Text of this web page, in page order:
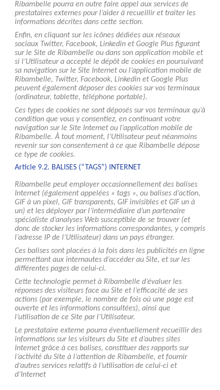
Ribambelle pourra en outre faire appel aux services de
prestataires externes pour l’aider à recueillir et traiter les
informations décrites dans cette section.
Enfin, en cliquant sur les icônes dédiées aux réseaux
sociaux Twitter, Facebook, Linkedin et Google Plus figurant
sur le Site de Ribambelle ou dans son application mobile et
si l’Utilisateur a accepté le dépôt de cookies en poursuivant
sa navigation sur le Site Internet ou l’application mobile de
Ribambelle, Twitter, Facebook, Linkedin et Google Plus
peuvent également déposer des cookies sur vos terminaux
(ordinateur, tablette, téléphone portable).
Ces types de cookies ne sont déposés sur vos terminaux qu’à
condition que vous y consentiez, en continuant votre
navigation sur le Site Internet ou l’application mobile de
Ribambelle. À tout moment, l’Utilisateur peut néanmoins
revenir sur son consentement à ce que Ribambelle dépose
ce type de cookies.
Article 9.2. BALISES (“TAGS”) INTERNET
Ribambelle peut employer occasionnellement des balises
Internet (également appelées « tags », ou balises d’action,
GIF à un pixel, GIF transparents, GIF invisibles et GIF un à
un) et les déployer par l’intermédiaire d’un partenaire
spécialiste d’analyses Web susceptible de se trouver (et
donc de stocker les informations correspondantes, y compris
l’adresse IP de l’Utilisateur) dans un pays étranger.
Ces balises sont placées à la fois dans les publicités en ligne
permettant aux internautes d’accéder au Site, et sur les
différentes pages de celui-ci.
Cette technologie permet à Ribambelle d’évaluer les
réponses des visiteurs face au Site et l’efficacité de ses
actions (par exemple, le nombre de fois où une page est
ouverte et les informations consultées), ainsi que
l’utilisation de ce Site par l’Utilisateur.
Le prestataire externe pourra éventuellement recueillir des
informations sur les visiteurs du Site et d’autres sites
Internet grâce à ces balises, constituer des rapports sur
l’activité du Site à l’attention de Ribambelle, et fournir
d’autres services relatifs à l’utilisation de celui-ci et
d’Internet